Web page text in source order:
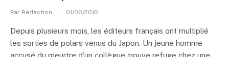
Par Rédaction 01/06/2010
Depuis plusieurs mois, les éditeurs français ont multiplié
les sorties de polars venus du Japon. Un jeune homme
accusé du meurtre d’un collègue trouve refuge chez une